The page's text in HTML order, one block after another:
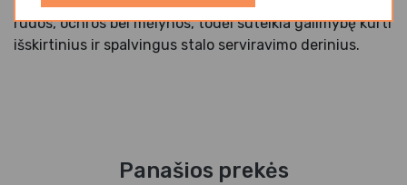
rudos, ochros bei mėlynos, todėl suteikia galimybę kurti
išskirtinius ir spalvingus stalo serviravimo derinius.
Panašios prekės